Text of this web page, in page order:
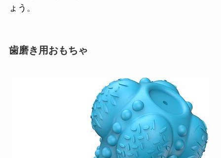
ょう 。
歯磨き用おもちゃ